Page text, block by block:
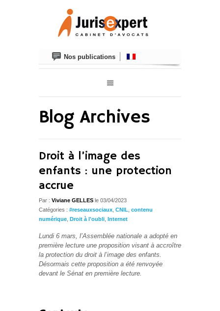
Nos publications
Blog Archives
Droit à l’image des
enfants : une protection
accrue
Par : Viviane GELLES le 03/04/2023
Catégories : #reseauxsociaux CNIL contenu
numérique Droit à l'oubli Internet
Lundi 6 mars, l’Assemblée nationale a adopté en
première lecture une proposition visant à accroître
la protection du droit à l’image des enfants.
Désormais cette proposition a été renvoyée
devant le Sénat en première lecture.